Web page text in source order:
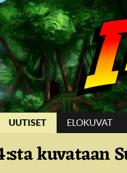
UUTISET ELOKUVAT
kuvataan